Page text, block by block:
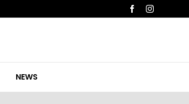
FacebookInstagram
NEWS